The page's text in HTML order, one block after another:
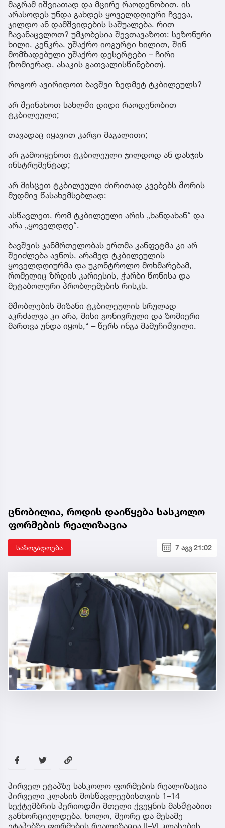
მაგრამ იშვიათად და მცირე რაოდენობით. ის
არასოდეს უნდა გახდეს ყოველდღიური ჩვევა,
ჯილდო ან დამშვიდების საშუალება. რით
ჩავანაცვლოთ? უმჯობესია შევთავაზოთ: სეზონური
ხილი, კენკრა, უშაქრო იოგურტი ხილით, შინ
მომზადებული უშაქრო დესერტები – ჩირი
(ზომიერად, ასაკის გათვალისწინებით).
როგორ ავირიდოთ ბავშვი ზედმეტ ტკბილეულს?
არ შეინახოთ სახლში დიდი რაოდენობით
ტკბილეული;
თავადაც იყავით კარგი მაგალითი;
არ გამოიყენოთ ტკბილეული ჯილდოდ ან დასჯის
ინსტრუმენტად;
არ მისცეთ ტკბილეული ძირითად კვებებს შორის
მუდმივ წასახემსებლად;
ასწავლეთ, რომ ტკბილეული არის „ხანდახან“ და
არა „ყოველდღე“.
ბავშვის ჯანმრთელობას ერთმა კანფეტმა კი არ
შეიძლება ავნოს, არამედ ტკბილეულის
ყოველდღიურმა და უკონტროლო მოხმარებამ,
რომელიც ზრდის კარიესის, ჭარბი წონისა და
მეტაბოლური პრობლემების რისკს.
მშობლების მიზანი ტკბილეულის სრულად
აკრძალვა კი არა, მისი გონივრული და ზომიერი
მართვა უნდა იყოს,“ – წერს ინგა მამუჩიშვილი.
ცნობილია, როდის დაიწყება სასკოლო
ფორმების რეალიზაცია
საზოგადოება 7 აგვ 21:02
პირველ ეტაპზე სასკოლო ფორმების რეალიზაცია
პირველი კლასის მოსწავლეებისთვის 1–14
სექტემბრის პერიოდში მთელი ქვეყნის მასშტაბით
განხორციელდება. ხოლო, მეორე და მესამე